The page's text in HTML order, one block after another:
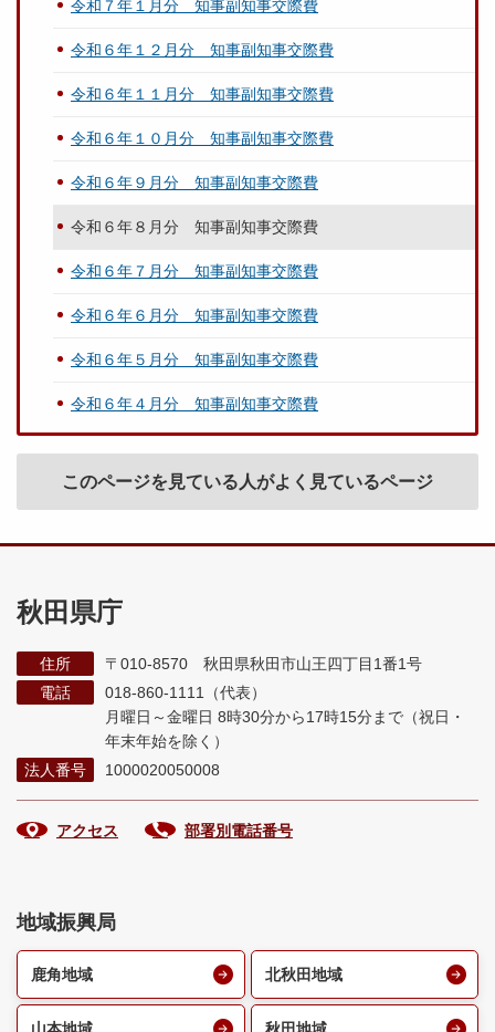
令和７年１月分 知事副知事交際費
令和６年１２月分 知事副知事交際費
令和６年１１月分 知事副知事交際費
令和６年１０月分 知事副知事交際費
令和６年９月分 知事副知事交際費
令和６年８月分 知事副知事交際費
令和６年７月分 知事副知事交際費
令和６年６月分 知事副知事交際費
令和６年５月分 知事副知事交際費
令和６年４月分 知事副知事交際費
このページを見ている人がよく見ているページ
秋田県庁
住所
〒010-8570 秋田県秋田市山王四丁目1番1号
電話
018-860-1111（代表）
月曜日～金曜日 8時30分から17時15分まで （祝日・
年末年始を除く）
法人番号
1000020050008
アクセス 部署別電話番号
地域振興局
鹿角地域 北秋田地域